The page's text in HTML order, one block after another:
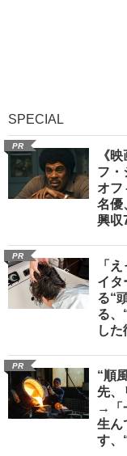
SPECIAL
PR
《
フ・
オフ
名優
興収
PR
「
イ
る“
る、
し
PR
“順
先、
→「
生ん
す、